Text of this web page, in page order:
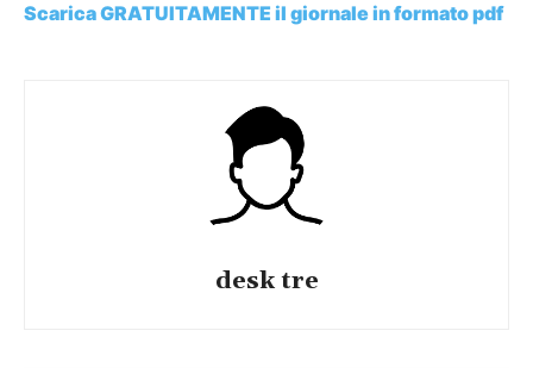
Scarica GRATUITAMENTE il giornale in formato pdf
desk tre